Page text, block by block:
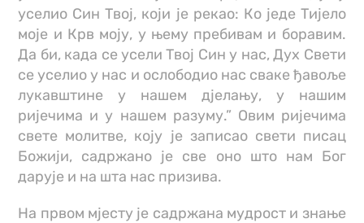
уселио Син Твој, који је рекао: Ко једе Тијело
моје и Крв моју, у њему пребивам и боравим.
Да би, када се усели Твој Син у нас, Дух Свети
се уселио у нас и ослободио нас сваке ђавоље
лукавштине у нашем дјелању, у нашим
ријечима и у нашем разуму.” Овим ријечима
свете молитве, коју је записао свети писац
Божији, садржано је све оно што нам Бог
дарује и на шта нас призива.
На првом мјесту је садржана мудрост и знање